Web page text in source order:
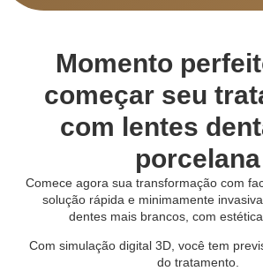
Momento
começar seu
com lentes
porcelana
Comece agora sua transformação com
solução rápida e minimamente
dentes mais brancos, com
Com simulação digital 3D, você tem
do tratamento.